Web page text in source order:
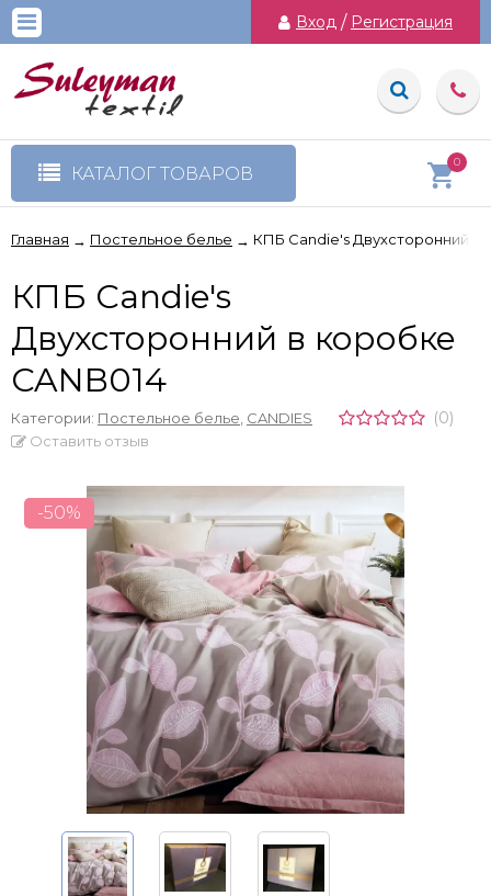
Вход / Регистрация
КАТАЛОГ ТОВАРОВ
0
Главная → Постельное белье → КПБ Candie's Двухсторонний в
КПБ Candie's
Двухсторонний в коробке
CANB014
Категории: Постельное белье CANDIES (0)
Оставить отзыв
-50%